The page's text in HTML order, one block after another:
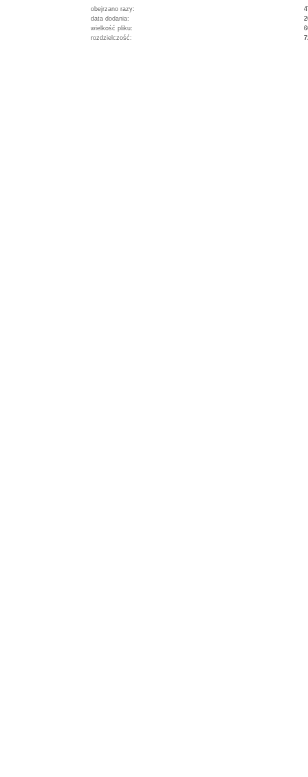
obejrzano razy:
data dodania:
wielkość pliku:
rozdzielczość: